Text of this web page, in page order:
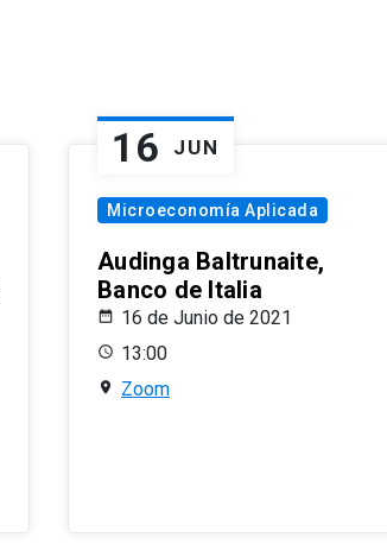
16 JUN
Microeconomía Aplicada
Audinga Baltrunaite,
Banco de Italia
16 de Junio de 2021
13:00
Zoom